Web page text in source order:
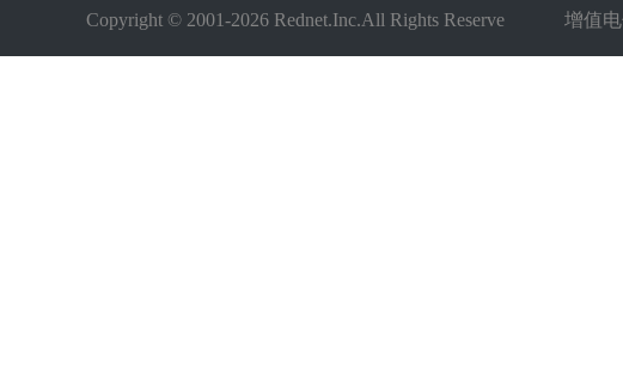
Copyright © 2001-2026 Rednet.Inc.All Rights Reserve 增值